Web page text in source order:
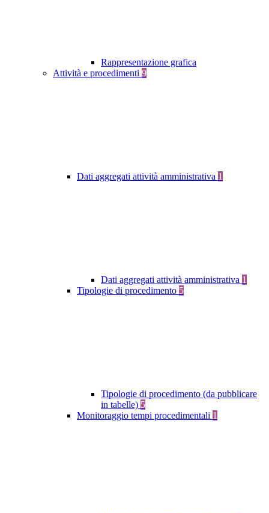
Rappresentazione grafica
Attività e procedimenti 9
Dati aggregati attività amministrativa 1
Dati aggregati attività amministrativa 1
Tipologie di procedimento 5
Tipologie di procedimento (da pubblicare
in tabelle) 5
Monitoraggio tempi procedimentali 1